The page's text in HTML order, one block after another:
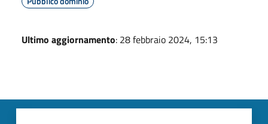
Ultimo aggiornamento: 28 febbraio 2024, 15:13